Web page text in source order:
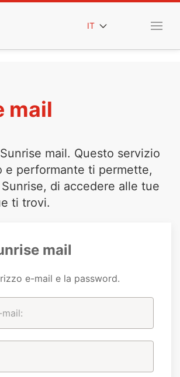
IT
mail
mail. Questo servizio
e performante ti permette,
di accedere alle tue
ti trovi.
mail
e-mail e la password.